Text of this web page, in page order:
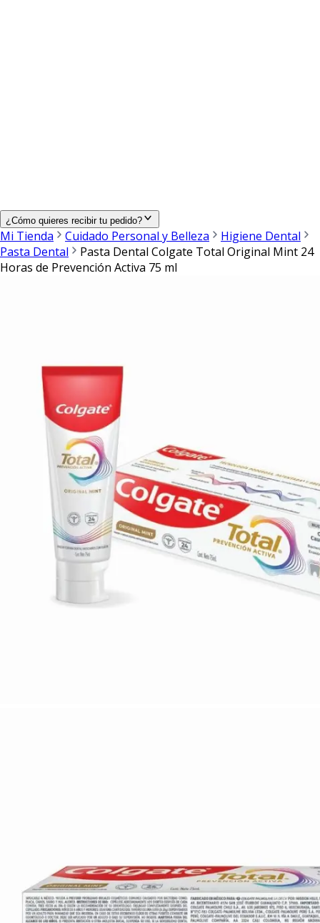
¿Cómo quieres recibir tu pedido?
Mi Tienda Cuidado Personal y Belleza
Higiene Dental
Pasta Dental
Pasta Dental Colgate Total Original Mint 24
Horas de Prevención Activa 75 ml